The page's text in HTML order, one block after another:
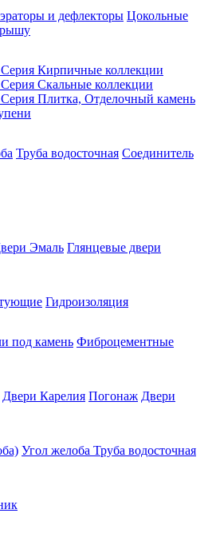
и дефлекторы Цокольные
Кирпичные коллекции
Скальные коллекции
Плитка, Отделочный камень
Труба водосточная Соединитель
Эмаль Глянцевые двери
Гидроизоляция
под камень Фиброцементные
Двери Карелия Погонаж Двери
Угол желоба Труба водосточная